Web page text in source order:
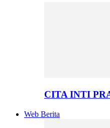
CITA INTI
Web Berita